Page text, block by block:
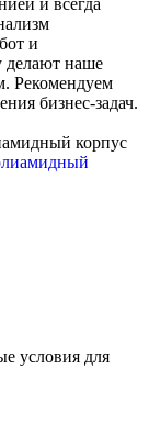
и
делают наше
Рекомендуем
бизнес-задач.
корпус